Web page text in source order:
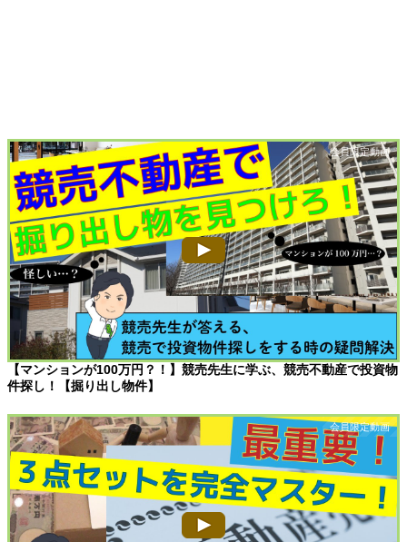
【マンションが100万円？！】競売先生に学ぶ、競売不動産で投資物
件探し！【掘り出し物件】